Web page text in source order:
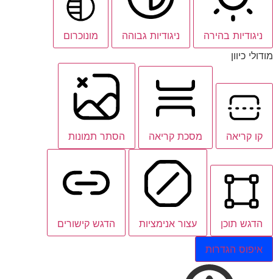
ניגודיות בהירה ניגודיות גבוהה
מונוכרום
מודולי כיוון
קו קריאה מסכת קריאה הסתר תמונות
הדגש תוכן עצור אנימציות הדגש קישורים
איפוס הגדרות